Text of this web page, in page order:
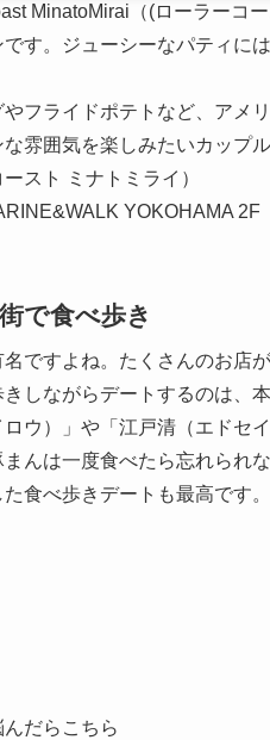
MinatoMirai（(ローラーコ
す。ジューシーなパティに
フライドポテトなど、アメ
雰囲気を楽しみたいカップ
スト ミナトミライ）
YOKOHAMA 2F
で食べ歩き
ですよね。たくさんのお店
しながらデートするのは、
ウ）」や「江戸清（エドセ
んは一度食べたら忘れられ
食べ歩きデートも最高です。
だらこちら